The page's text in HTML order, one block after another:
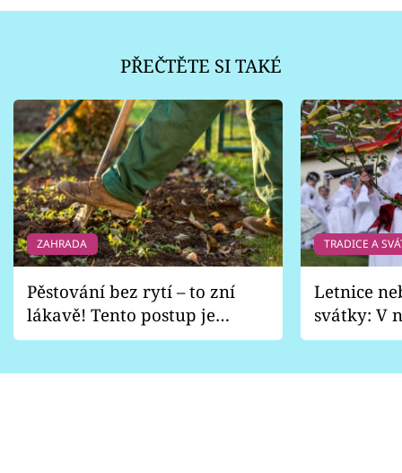
PŘEČTĚTE SI TAKÉ
ZAHRADA
Pěstování bez rytí – to zní
lákavě! Tento postup je
vhodný jen pro některé
TRADICE A
Letnice
svátky: V
pondělí